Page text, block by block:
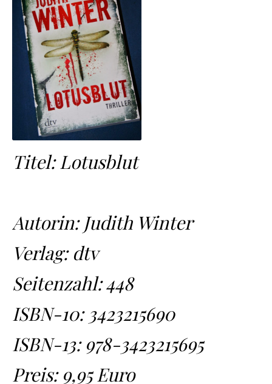
Titel: Lotusblut
Autorin: Judith Winter
Verlag: dtv
Seitenzahl: 448
ISBN-10: 3423215690
ISBN-13: 978-3423215695
Preis: 9,95 Euro